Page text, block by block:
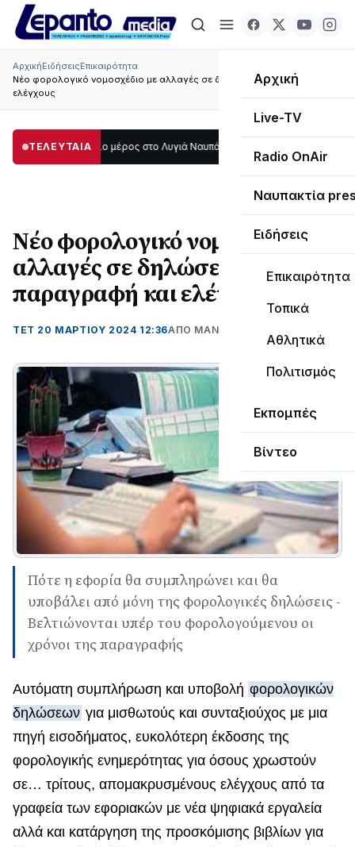
Αρχική
Live-TV
Radio OnAir
Ναυπακτία
Ειδήσεις
Επικαιρότητα
Τοπικά
Αθλητικά
Πολιτισμός
Εκπομπές
Βίντεο
ΑρχικήΕιδήσειςΕπικαιρότητα
Νέο φορολογικό νομοσχέδιο με αλλαγές σε δηλώσεις, παραγραφή και
ελέγχους
ΤΕΛΕΥΤΑΙΑ
μεγάλο μέρος στο Λυγιά Ναυπάκτου12:08
Νέο φορολογικό νομοσχέδιο με
αλλαγές σε δηλώσεις,
παραγραφή και ελέγχους
ΤΕΤ 20 ΜΑΡΤΊΟΥ 2024 12:36ΑΠΌ ΜΑΝΤΩ ΚΑΠΕΝΤΖΩΝΗ
Πότε η εφορία θα συμπληρώνει και θα
υποβάλει από μόνη της φορολογικές δηλώσεις -
Βελτιώνονται υπέρ του φορολογούμενου οι
χρόνοι της παραγραφής
Αυτόματη συμπλήρωση και υποβολή φορολογικών
δηλώσεων για μισθωτούς και συνταξιούχος με μια
πηγή εισοδήματος, ευκολότερη έκδοσης της
φορολογικής ενημερότητας για όσους χρωστούν
σε… τρίτους, απομακρυσμένους ελέγχους από τα
γραφεία των εφοριακών με νέα ψηφιακά εργαλεία
αλλά και κατάργηση της προσκόμισης βιβλίων για